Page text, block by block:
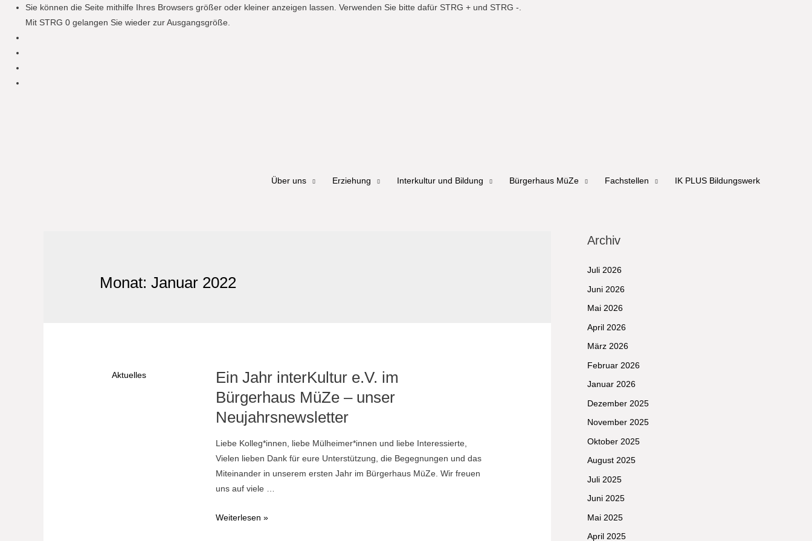
Sie können die Seite mithilfe Ihres Browsers größer oder kleiner anzeigen lassen. Verwenden Sie bitte dafür STRG + und STRG -.
Mit STRG 0 gelangen Sie wieder zur Ausgangsgröße.
Über uns Erziehung Interkultur und Bildung Bürgerhaus MüZe Fachstellen IK PLUS Bildungswerk
Monat:Januar 2022
Aktuelles
Ein Jahr interKultur e.V. im
Bürgerhaus MüZe – unser
Neujahrsnewsletter
Liebe Kolleg*innen, liebe Mülheimer*innen und liebe Interessierte,
Vielen lieben Dank für eure Unterstützung, die Begegnungen und das
Miteinander in unserem ersten Jahr im Bürgerhaus MüZe. Wir freuen
uns auf viele …
Ein
Weiterlesen »
Archiv
Juli 2026
Juni 2026
Mai 2026
April 2026
März 2026
Februar 2026
Januar 2026
Dezember 2025
November 2025
Oktober 2025
August 2025
Juli 2025
Juni 2025
Mai 2025
April 2025